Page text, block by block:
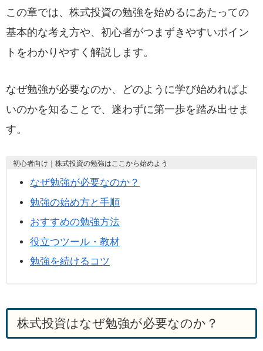
この章では、株式投資の勉強を始めるにあたっての
基本的な考え方や、初心者がつまずきやすいポイン
トをわかりやすく解説します。
なぜ勉強が必要なのか、どのように学び始めればよ
いのかを知ることで、迷わずに第一歩を踏み出せま
す。
初心者向け｜株式投資の勉強はここから始めよう
なぜ勉強が必要なのか？
勉強の始め方と手順
おすすめの勉強方法
役立つツール・教材
勉強を続けるコツ
株式投資はなぜ勉強が必要なのか？